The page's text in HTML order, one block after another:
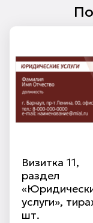
Визитка 11,
раздел
услуги»,
шт.